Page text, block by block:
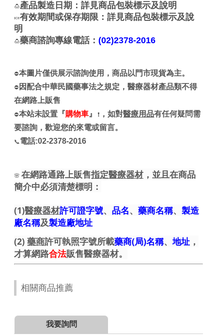
🍮產品製造日期：詳見商品包裝標示及說明
🍬有效期間或保存期限：詳見商品包裝標示及說
明
🍮藥商諮詢專線電話：(02)2378-2016
⛔本圖片僅供展示諮詢使用，商品以門市現貨為主。
⛔ 因配合中華民國藥事法之規定，醫療器材產品類不得
在網路上販售
⛔本站未設置『購物車 』 ❗ ，如對醫療用品有任何疑問需
要諮詢，歡迎您的來電或留言。
📞電話:02-2378-2016
🌸在網路通路上販售指定醫療器材 ，並且在商品
簡介中必須清楚標明：
(1)醫療器材許可證字號、 品名、藥商名稱、製造
廠名稱及製造廠地址
(2)藥商許可執照字號所載藥商(局)名稱、地址 ，
才算網路合法販售醫療器材。
相關商品推薦
我要詢問